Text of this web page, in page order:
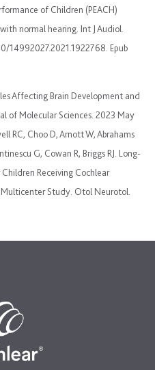
of Children (PEACH)
normal hearing. Int J Audiol.
14992027.2021.1922768. Epub
Affecting Brain Development and
of Molecular Sciences. 2023 May
RC, Choo D, Arnott W, Abrahams
G, Cowan R, Briggs RJ. Long-
Receiving Cochlear
Multicenter Study. Otol Neurotol.